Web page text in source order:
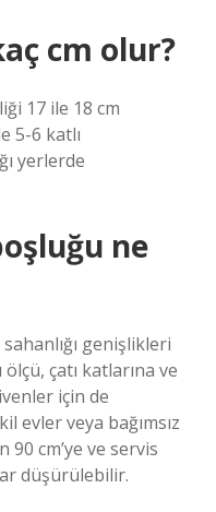
cm olur?
17 ile 18 cm
5-6 katlı
yerlerde
ne
genişlikleri
ölçü, çatı katlarına ve
için de
evler veya bağımsız
90 cm’ye ve servis
düşürülebilir.